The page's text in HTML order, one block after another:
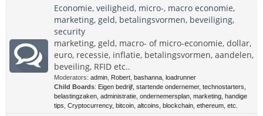
Economie, veiligheid, micro-, macro economie,
marketing, geld, betalingsvormen, beveiliging,
security
marketing, geld, macro- of micro-economie, dollar,
euro, recessie, inflatie, betalingsvormen, aandelen,
beveiling, RFID etc..
Moderators: admin Robert bashanna loadrunner
Child Boards: Eigen bedrijf, startende ondernemer, technostarters,
belastingzaken, administratie, ondernemersplan, marketing, handige
tips Cryptocurrency, bitcoin, altcoins, blockchain, ethereum, etc.